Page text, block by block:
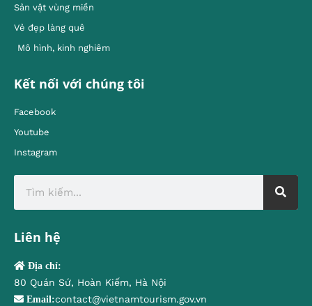
Sản vật vùng miền
Vẻ đẹp làng quê
Mô hình, kinh nghiêm
Kết nối với chúng tôi
Facebook
Youtube
Instagram
Liên hệ
Địa chỉ:
80 Quán Sứ, Hoàn Kiếm, Hà Nội
Email:contact@vietnamtourism.gov.vn